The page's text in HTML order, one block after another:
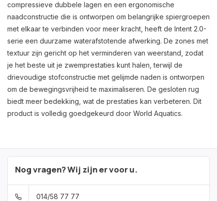
compressieve dubbele lagen en een ergonomische
naadconstructie die is ontworpen om belangrijke spiergroepen
met elkaar te verbinden voor meer kracht, heeft de Intent 2.0-
serie een duurzame waterafstotende afwerking. De zones met
textuur zijn gericht op het verminderen van weerstand, zodat
je het beste uit je zwemprestaties kunt halen, terwijl de
drievoudige stofconstructie met gelijmde naden is ontworpen
om de bewegingsvrijheid te maximaliseren. De gesloten rug
biedt meer bedekking, wat de prestaties kan verbeteren. Dit
product is volledig goedgekeurd door World Aquatics.
Nog vragen? Wij zijn er voor u.
014/58 77 77